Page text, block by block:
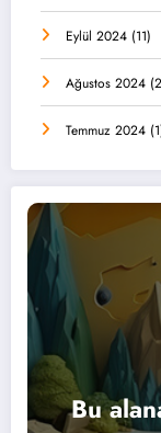
Eylül 2024 (11)
Ağustos 2024
Temmuz 2024
Bu